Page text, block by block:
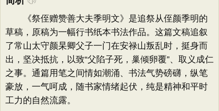
《祭侄赠赞善大夫季明文》是追祭从侄颜季明的
草稿，原稿为一幅行书纸本书法作品。这篇文稿追叙
了常山太守颜杲卿父子一门在安禄山叛乱时，挺身而
出，坚决抵抗，以致“父陷子死，巢倾卵覆”、取义成仁
之事。通篇用笔之间情如潮涌、书法气势磅礴，纵笔
豪放，一气呵成，随书家情绪起伏，纯是精神和平时
工力的自然流露。